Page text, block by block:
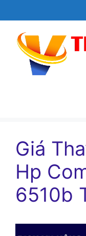
đến
dung
Giá
Hp
6510b